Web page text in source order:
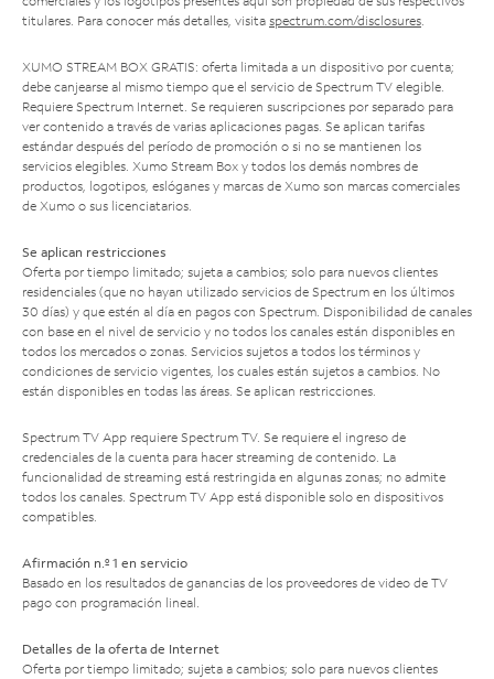
titulares. Para conocer más detalles, visita spectrum.com/disclosures.
XUMO STREAM BOX GRATIS: oferta limitada a un dispositivo por cuenta;
debe canjearse al mismo tiempo que el servicio de Spectrum TV elegible.
Requiere Spectrum Internet. Se requieren suscripciones por separado para
ver contenido a través de varias aplicaciones pagas. Se aplican tarifas
estándar después del período de promoción o si no se mantienen los
servicios elegibles. Xumo Stream Box y todos los demás nombres de
productos, logotipos, eslóganes y marcas de Xumo son marcas comerciales
de Xumo o sus licenciatarios.
Se aplican restricciones
Oferta por tiempo limitado; sujeta a cambios; solo para nuevos clientes
residenciales (que no hayan utilizado servicios de Spectrum en los últimos
30 días) y que estén al día en pagos con Spectrum. Disponibilidad de canales
con base en el nivel de servicio y no todos los canales están disponibles en
todos los mercados o zonas. Servicios sujetos a todos los términos y
condiciones de servicio vigentes, los cuales están sujetos a cambios. No
están disponibles en todas las áreas. Se aplican restricciones.
Spectrum TV App requiere Spectrum TV. Se requiere el ingreso de
credenciales de la cuenta para hacer streaming de contenido. La
funcionalidad de streaming está restringida en algunas zonas; no admite
todos los canales. Spectrum TV App está disponible solo en dispositivos
compatibles.
Afirmación n.º 1 en servicio
Basado en los resultados de ganancias de los proveedores de video de TV
pago con programación lineal.
Detalles de la oferta de Internet
Oferta por tiempo limitado; sujeta a cambios; solo para nuevos clientes